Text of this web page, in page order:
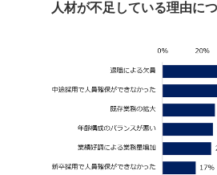
人材が不足している理由に